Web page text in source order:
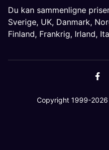
Du kan sammenligne
Sverige, UK, Danmark,
Finland, Frankrig, Irland,
Copyright 1999-2026